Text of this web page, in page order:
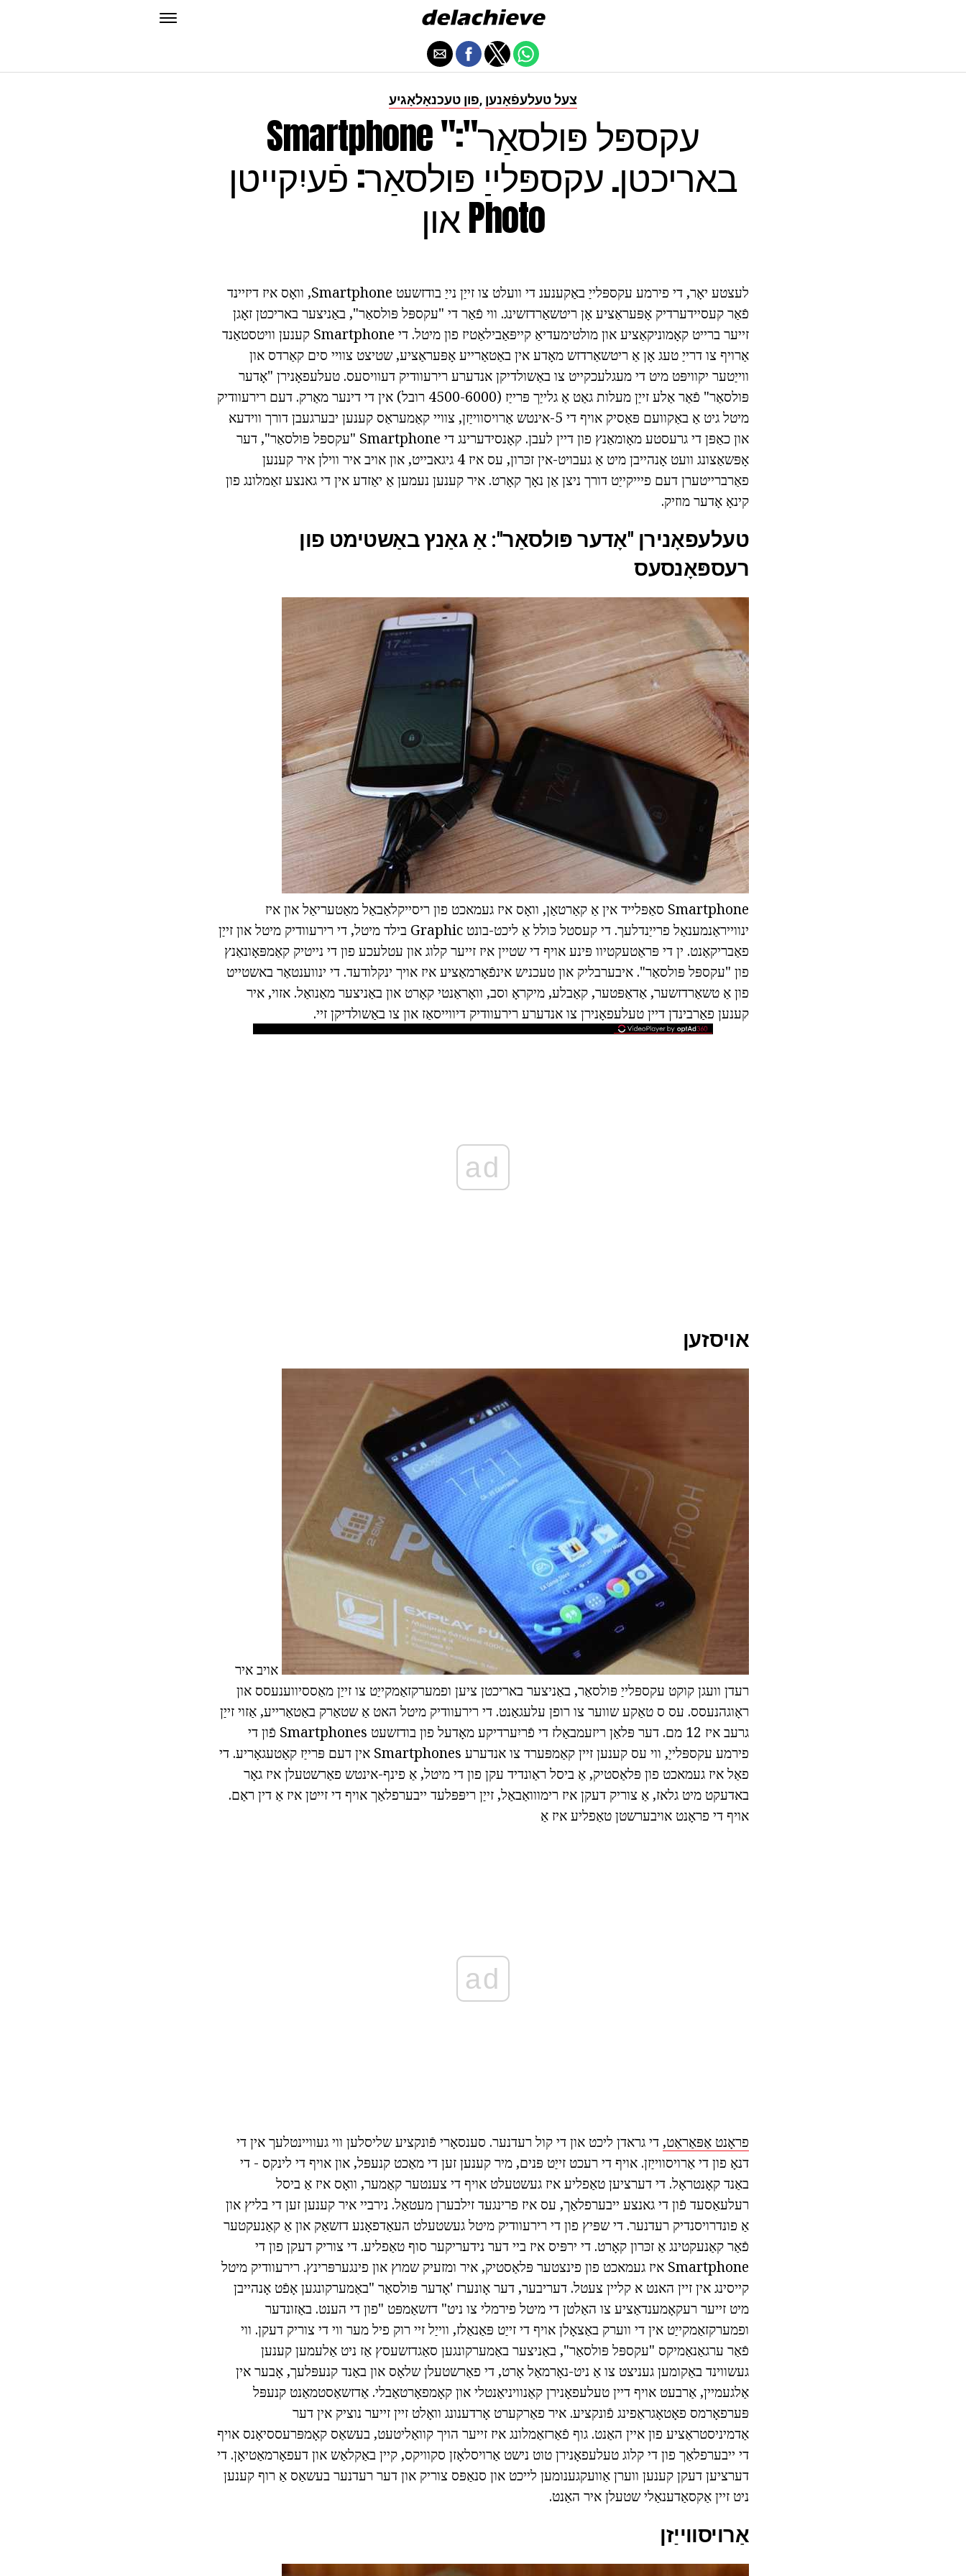
פון טעכנאָלאָגיע, צעל טעלעפֿאָנען
Smartphone "עקספּל פּולסאַר":
באריכטן. עקספּלייַ פּולסאַר: פֿעיִקייטן
און Photo
לעצטע יאָר, די פירמע עקספּלייַ באַקענענ די וועלט צו זייַן נייַ בודזשעט Smartphone, וואָס איז דיזיינד
פֿאַר קעסיידערדיק אָפּעראַציע אָן ריטשאַרדזשינג. ווי פֿאַר די "עקספּל פּולסאַר", באַניצער באריכטן זאָגן
זייער ברייט קאָמוניקאַציע און מולטימעדיאַ קייפּאַבילאַטיז פון מיטל. די Smartphone קענען וויטסטאַנד
אַרויף צו דרייַ טעג אָן אַ ריטשאַרדזש מאָדע אין באַטאַרייע אָפּעראַציע, שטיצט צוויי סים קאַרדס און
ווייַטער יקוויפּט מיט די מעגלעכקייט צו באַשולדיקן אנדערע רירעוודיק דעוויסעס. טעלעפאָנירן "אָדער
פּולסאַר" פֿאַר אַלע זייַן מעלות גאַט אַ גלייַך פּרייַז (4500-6000 רובל) אין די דינער מאַרק. דעם רירעוודיק
מיטל גיט אַ באַקוועם פּאַסיק אויף די 5-אינטש אַרויסווייַזן, צוויי קאַמעראַס קענען יבערגעבן דורך ווידעא
און כאַפּן די גרעסטע מאָומאַנץ פון דיין לעבן. קאָנסידערינג די Smartphone "עקספּל פּולסאַר", דער
אָפּשאַצונג וועט אָנהייבן מיט אַ געבויט-אין זכּרון, עס איז 4 גיגאבייט, און אויב איר ווילן איר קענען
פאַרברייטערן דעם פיייקייַט דורך ניצן אַן נאָך קאָרט. איר קענען נעמען אַ יאַזדע אין די גאנצע זאַמלונג פון
קינאָ אָדער מוזיק.
טעלעפאָנירן "אָדער פּולסאַר": אַ גאַנץ באַשטימט פון
רעספּאָנסעס
Smartphone סאַפּלייד אין אַ קאַרטאַן, וואָס איז געמאכט פון ריסייקלאַבאַל מאַטעריאַל און איז
ינווייראַנמענאַל פרייַנדלעך. די קעסטל כּולל אַ ליכט-בונט Graphic בילד מיטל, די רירעוודיק מיטל און זייַן
פאַבריקאַנט. ין די פּראַטעקטיוו פּינע אויף די שטיין איז זייער קלוג און עטלעכע פון די נייטיק קאַמפּאָונאַנץ
פון "עקספּל פּולסאַר". איבערבליק און טעכניש אינפֿאָרמאַציע איז אויך ינקלודעד. די ינווענטאַר באשטייט
פון אַ טשאַרדזשער, אַדאַפּטער, קאַבלע, מיקראָ וסב, וואָראַנטי קאָרט און באַניצער מאַנואַל. אזוי, איר
קענען פאַרבינדן דיין טעלעפאָנירן צו אנדערע רירעוודיק דיווייסאַז און צו באַשולדיקן זיי.
ad
אויסזען
אויב איר
רעדן וועגן קוקט עקספּלייַ פּולסאַר, באַניצער באריכטן ציען ופמערקזאַמקייַט צו זייַן מאַססיווענעסס און
ראָוגהנעסס. עס ס טאַקע שווער צו רופן עלעגאַנט. די רירעוודיק מיטל האט אַ שטאַרק באַטאַרייע, אַזוי זייַן
גרעב איז 12 מם. דער פּלאַן ריזעמבאַלז די פֿריִערדיקע מאָדעל פון בודזשעט Smartphones פֿון די
פירמע עקספּלייַ, ווי עס קענען זיין קאַמפּערד צו אנדערע Smartphones אין דעם פּרייַז קאַטעגאָריע. די
פאַל איז געמאכט פון פּלאַסטיק, אַ ביסל ראַונדיד עקן פון די מיטל, אַ פינף-אינטש פאַרשטעלן איז גאָר
באדעקט מיט גלאז, אַ צוריק דעקן איז רימווואַבאַל, זייַן ריפּפּלעד ייבערפלאַך אויף די זייטן איז אַ דין ראַם.
אויף די פראָנט אויבערשטן טאַפליע איז אַ
ad
פראָנט אַפּאַראַט, די גראדן ליכט און די קול רעדנער. סענסאָרי פֿונקציע שליסלען ווי געוויינטלעך אין די
דנאָ פון די אַרויסווייַזן. אויף די רעכט זייַט פּנים, מיר קענען זען די מאַכט קנעפּל, און אויף די לינקס - די
באַנד קאָנטראָל. די דערציען טאַפליע איז געשטעלט אויף די צענטער קאַמער, וואָס איז אַ ביסל
רעלעאַסעד פֿון די גאנצע ייבערפלאַך, עס איז פרינגעד זילבערן מעטאַל. נירביי איר קענען זען די בליץ און
אַ פונדרויסנדיק רעדנער. די שפּיץ פון די רירעוודיק מיטל געשטעלט העאַדפאָנע דזשאַק און אַ קאַנעקטער
פֿאַר קאַנעקטינג אַ זכּרון קאָרט. די ירפּיס איז ביי דער נידעריקער סוף טאַפליע. די צוריק דעקן פון די
Smartphone איז געמאכט פון פינצטער פּלאַסטיק, איר ומזעיק שמוץ און פינגערפּרינץ. רירעוודיק מיטל
קייסינג אין זיין האנט א קליין צעטל. דעריבער, דער אָונערז 'אָדער פּולסאַר "באַמערקונגען אָפֿט אָנהייבן
מיט זייער רעקאָמענדאַציע צו האַלטן די מיטל פירמלי צו ניט" דזשאַמפּט "פון די הענט. באַזונדער
ופמערקזאַמקייַט אין די ווערק באַצאָלן אויף די זייַט פּאַנאַלז, ווייַל זיי רוק פיל מער ווי די צוריק דעקן. ווי
פֿאַר ערגאַנאַמיקס "עקספּל פּולסאַר", באַניצער באַמערקונגען סאַגדזשעסץ אַז ניט אַלעמען קענען
געשווינד באַקומען געניצט צו אַ ניט-נאָרמאַל אָרט, די פאַרשטעלן שלאָס און באַנד קנעפּלעך, אָבער אין
אַלגעמיין, אַרבעט אויף דיין טעלעפאָנירן קאַנוויניאַנטלי און קאָמפאָרטאַבלי. אַדזשאַסטמאַנט קנעפּל
פּערפאָרמס פאָטאָגראַפינג פֿונקציע. איר פאַרקערט אָרדענונג וואָלט זיין זייער נוציק אין דער
אַדמיניסטראַציע פון איין האַנט. גוף פֿאַרזאַמלונג איז זייער הויך קוואַליטעט, בעשאַס קאָמפּרעססיאָנס אויף
די ייבערפלאַך פון די קלוג טעלעפאָנירן טוט נישט אַרויסלאָזן סקוויקס, קיין באַקלאַש און דעפאָרמאַטיאָן. די
דערציען דעקן קענען ווערן אַוועקגענומען לייכט און סנאַפּס צוריק און דער רעדנער בעשאַס אַ רוף קענען
ניט זיין אַקסאַדענאַלי שטעלן איר האַנט.
אַרויסווייַזן